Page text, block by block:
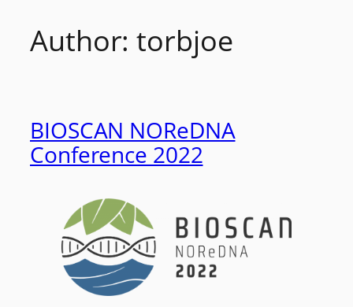
Author:torbjoe
BIOSCAN NOReDNA
Conference 2022